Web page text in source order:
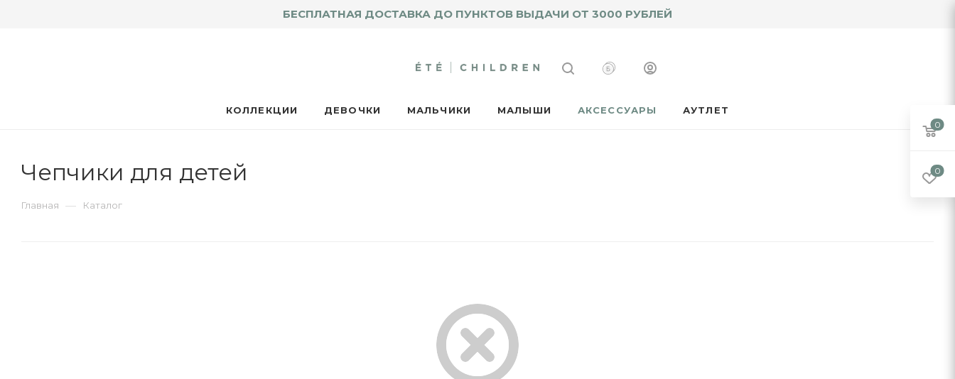
БЕСПЛАТНАЯ ДОСТАВКА ДО ПУНКТОВ ВЫДАЧИ ОТ 3000 РУБЛЕЙ
КОЛЛЕКЦИИ ДЕВОЧКИ МАЛЬЧИКИ МАЛЫШИ АКСЕССУАРЫ АУТЛЕТ
Чепчики для детей
Главная — Каталог
0
0